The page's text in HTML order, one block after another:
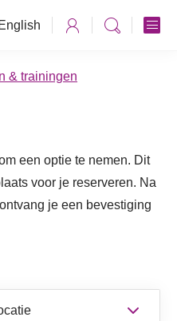
English
& trainingen
een optie te nemen. Dit
voor je reserveren. Na
je een bevestiging